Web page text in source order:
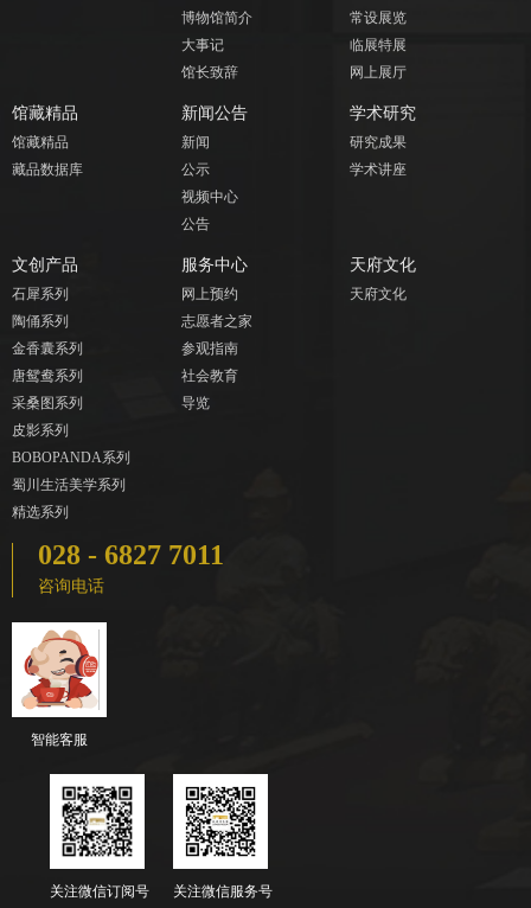
博物馆简介
大事记
馆长致辞
常设展览
临展特展
网上展厅
馆藏精品
馆藏精品
藏品数据库
新闻公告
新闻
公示
视频中心
公告
学术研究
研究成果
学术讲座
文创产品
石犀系列
陶俑系列
金香囊系列
唐鸳鸯系列
采桑图系列
皮影系列
BOBOPANDA系列
蜀川生活美学系列
精选系列
服务中心
网上预约
志愿者之家
参观指南
社会教育
导览
天府文化
天府文化
028 - 6827 7011
咨询电话
智能客服
关注微信服务号
关注微信订阅号